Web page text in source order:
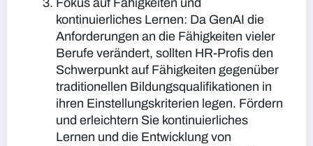
Fokus auf Fähigkeiten und
kontinuierliches Lernen: Da GenAI die
Anforderungen an die Fähigkeiten vieler
Berufe verändert, sollten HR-Profis den
Schwerpunkt auf Fähigkeiten gegenüber
traditionellen Bildungsqualifikationen in
ihren Einstellungskriterien legen. Fördern
und erleichtern Sie kontinuierliches
Lernen und die Entwicklung von